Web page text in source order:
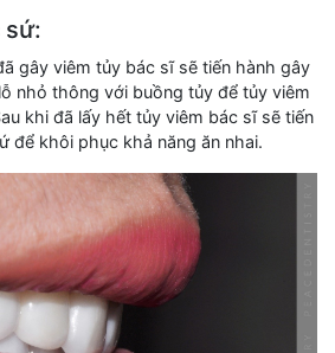
sứ:
gây viêm tủy bác sĩ sẽ tiến hành gây
nhỏ thông với buồng tủy để tủy viêm
khi đã lấy hết tủy viêm bác sĩ sẽ tiến
để khôi phục khả năng ăn nhai.